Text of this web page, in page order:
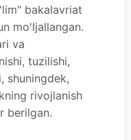
bakalavriat
mo'ljallangan.
va
tuzilishi,
shuningdek,
rivojlanish
berilgan.